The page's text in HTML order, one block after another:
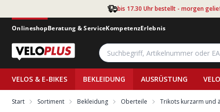
bis 17.30 Uhr bestellt - morgen
OnlineshopBeratung & ServiceKompetenzErlebnis
VELOS & E-BIKES BEKLEIDUNG AUSRÜSTUNG
Start Sortiment Bekleidung Oberteile Trikots kurzarm und